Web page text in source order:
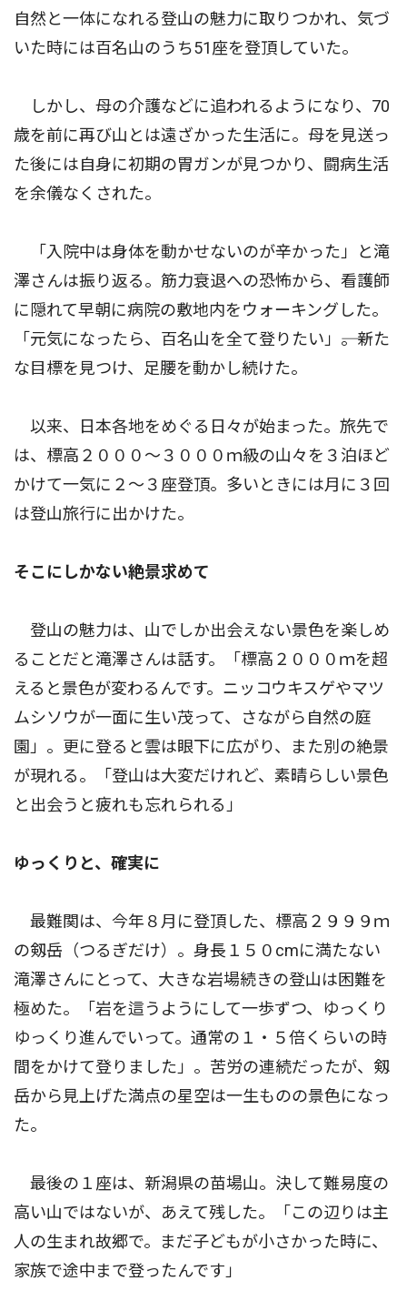
自然と一体になれる登山の魅力に取りつかれ、気づ
いた時には百名山のうち51座を登頂していた。
しかし、母の介護などに追われるようになり、70
歳を前に再び山とは遠ざかった生活に。母を見送っ
た後には自身に初期の胃ガンが見つかり、闘病生活
を余儀なくされた。
「入院中は身体を動かせないのが辛かった」と滝
澤さんは振り返る。筋力衰退への恐怖から、看護師
に隠れて早朝に病院の敷地内をウォーキングした。
「元気になったら、百名山を全て登りたい」――。新た
な目標を見つけ、足腰を動かし続けた。
以来、日本各地をめぐる日々が始まった。旅先で
は、標高２０００〜３０００ｍ級の山々を３泊ほど
かけて一気に２〜３座登頂。多いときには月に３回
は登山旅行に出かけた。
そこにしかない絶景求めて
登山の魅力は、山でしか出会えない景色を楽しめ
ることだと滝澤さんは話す。「標高２０００ｍを超
えると景色が変わるんです。ニッコウキスゲやマツ
ムシソウが一面に生い茂って、さながら自然の庭
園」。更に登ると雲は眼下に広がり、また別の絶景
が現れる。「登山は大変だけれど、素晴らしい景色
と出会うと疲れも忘れられる」
ゆっくりと、確実に
最難関は、今年８月に登頂した、標高２９９９ｍ
の剱岳（つるぎだけ）。身長１５０cmに満たない
滝澤さんにとって、大きな岩場続きの登山は困難を
極めた。「岩を這うようにして一歩ずつ、ゆっくり
ゆっくり進んでいって。通常の１・５倍くらいの時
間をかけて登りました」。苦労の連続だったが、剱
岳から見上げた満点の星空は一生ものの景色になっ
た。
最後の１座は、新潟県の苗場山。決して難易度の
高い山ではないが、あえて残した。「この辺りは主
人の生まれ故郷で。まだ子どもが小さかった時に、
家族で途中まで登ったんです」